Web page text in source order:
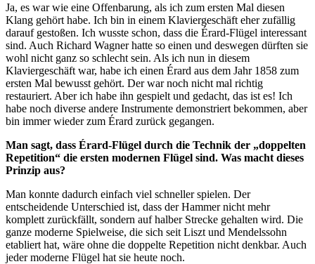
Ja, es war wie eine Offenbarung, als ich zum ersten Mal diesen
Klang gehört habe. Ich bin in einem Klaviergeschäft eher zufällig
darauf gestoßen. Ich wusste schon, dass die Érard-Flügel interessant
sind. Auch Richard Wagner hatte so einen und deswegen dürften sie
wohl nicht ganz so schlecht sein. Als ich nun in diesem
Klaviergeschäft war, habe ich einen Érard aus dem Jahr 1858 zum
ersten Mal bewusst gehört. Der war noch nicht mal richtig
restauriert. Aber ich habe ihn gespielt und gedacht, das ist es! Ich
habe noch diverse andere Instrumente demonstriert bekommen, aber
bin immer wieder zum Érard zurück gegangen.
Man sagt, dass Érard-Flügel durch die Technik der „doppelten
Repetition“ die ersten modernen Flügel sind. Was macht dieses
Prinzip aus?
Man konnte dadurch einfach viel schneller spielen. Der
entscheidende Unterschied ist, dass der Hammer nicht mehr
komplett zurückfällt, sondern auf halber Strecke gehalten wird. Die
ganze moderne Spielweise, die sich seit Liszt und Mendelssohn
etabliert hat, wäre ohne die doppelte Repetition nicht denkbar. Auch
jeder moderne Flügel hat sie heute noch.